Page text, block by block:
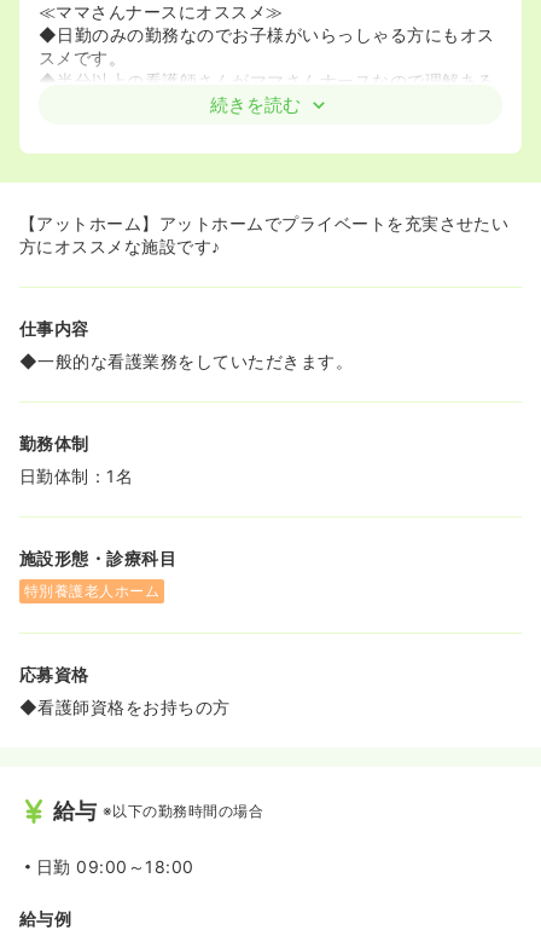
≪ママさんナースにオススメ≫
◆日勤のみの勤務なのでお子様がいらっしゃる方にもオス
スメです。
◆半分以上の看護師さんがママさんナースなので理解ある
≪年間休日112日≫
続きを読む
【アットホーム】アットホームでプライベートを充実させたい
方にオススメな施設です♪
仕事内容
◆一般的な看護業務をしていただきます。
勤務体制
日勤体制：1名
施設形態・診療科目
特別養護老人ホーム
応募資格
◆看護師資格をお持ちの方
給与 ※以下の勤務時間の場合
日勤 09:00～18:00
給与例